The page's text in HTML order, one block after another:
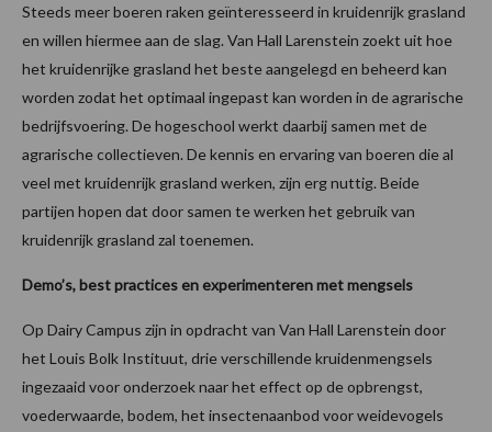
Steeds meer boeren raken geïnteresseerd in kruidenrijk grasland
en willen hiermee aan de slag. Van Hall Larenstein zoekt uit hoe
het kruidenrijke grasland het beste aangelegd en beheerd kan
worden zodat het optimaal ingepast kan worden in de agrarische
bedrijfsvoering. De hogeschool werkt daarbij samen met de
agrarische collectieven. De kennis en ervaring van boeren die al
veel met kruidenrijk grasland werken, zijn erg nuttig. Beide
partijen hopen dat door samen te werken het gebruik van
kruidenrijk grasland zal toenemen.
Demo’s, best practices en experimenteren met mengsels
Op Dairy Campus zijn in opdracht van Van Hall Larenstein door
het Louis Bolk Instituut, drie verschillende kruidenmengsels
ingezaaid voor onderzoek naar het effect op de opbrengst,
voederwaarde, bodem, het insectenaanbod voor weidevogels